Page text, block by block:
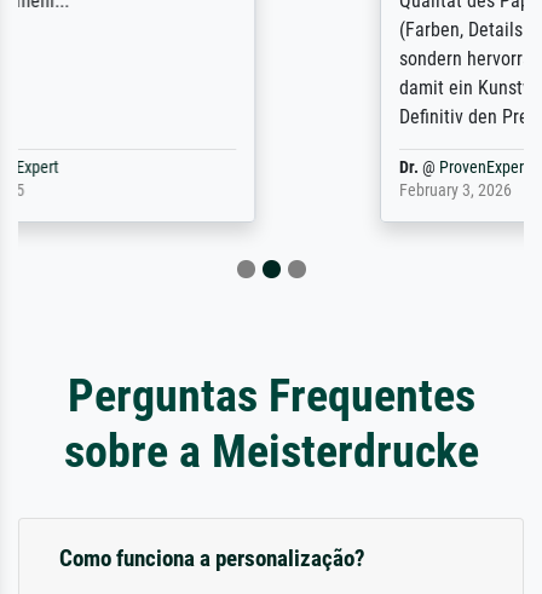
sondern hervorragend. Selbst ein Druck ist
damit ein Kunstwerk im eigenen Sinne.
Perguntas Frequentes
sobre a Meisterdrucke
Como funciona a personalização?